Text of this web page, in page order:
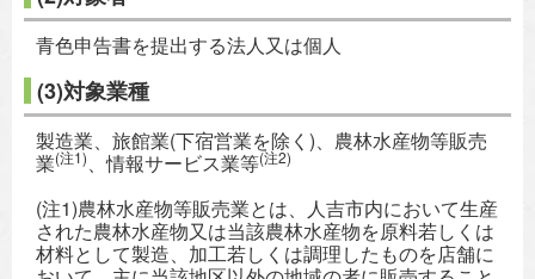
青色申告書を提出する法人又は個人
(3)対象業種
製造業、旅館業(下宿営業を除く)、農林水産物等販売
業(注1)、情報サービス業等(注2)
(注1)農林水産物等販売業とは、人吉市内において生産
された農林水産物又は当該農林水産物を原料若しくは
材料として製造、加工若しくは調理したものを店舗に